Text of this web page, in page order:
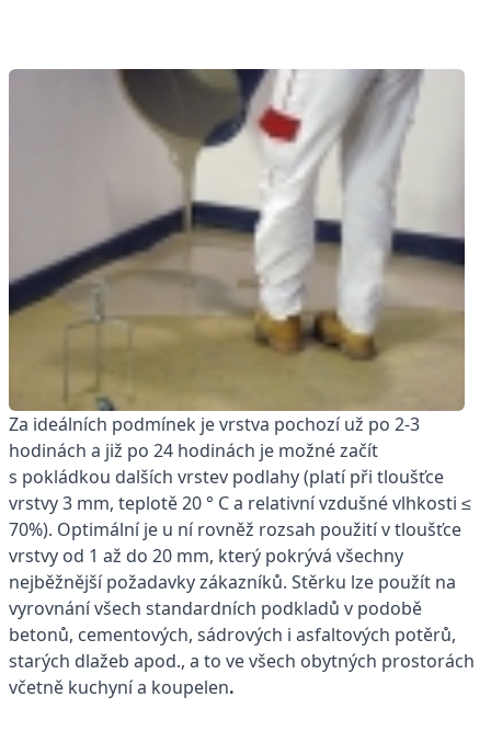
Za ideálních podmínek je vrstva pochozí už po 2-3
hodinách a již po 24 hodinách je možné začít
s pokládkou dalších vrstev podlahy (platí při tloušťce
vrstvy 3 mm, teplotě 20 ° C a relativní vzdušné vlhkosti ≤
70%). Optimální je u ní rovněž rozsah použití v tloušťce
vrstvy od 1 až do 20 mm, který pokrývá všechny
nejběžnější požadavky zákazníků. Stěrku lze použít na
vyrovnání všech standardních podkladů v podobě
betonů, cementových, sádrových i asfaltových potěrů,
starých dlažeb apod., a to ve všech obytných prostorách
včetně kuchyní a koupelen.